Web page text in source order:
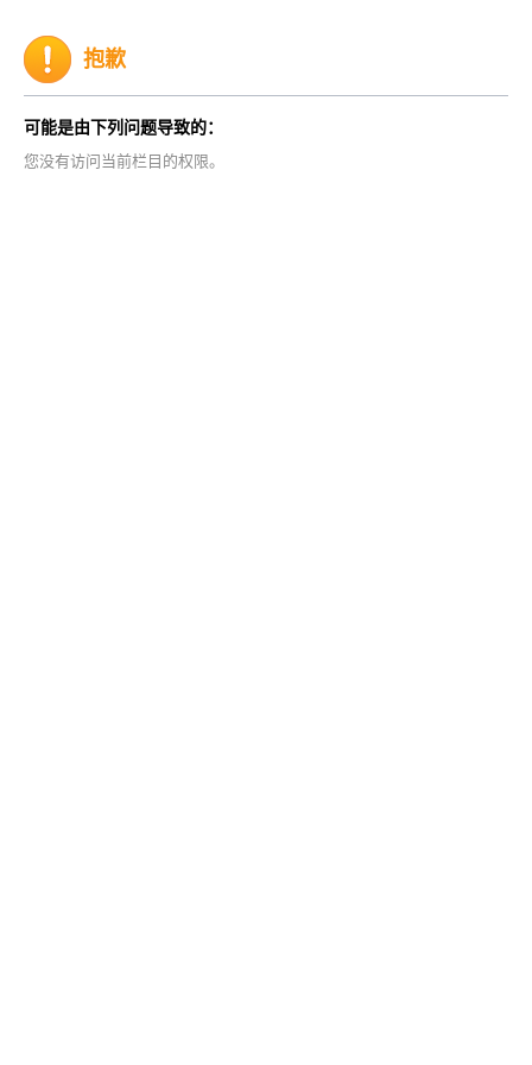
抱歉
可能是由下列问题导致的：
您没有访问当前栏目的权限。